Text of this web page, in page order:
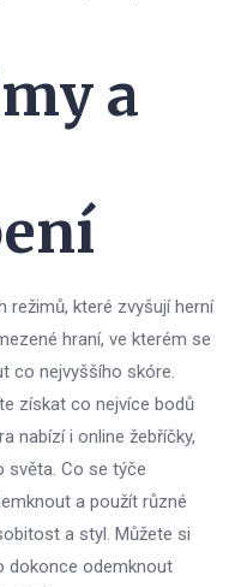
a
režimů, které zvyšují herní
hraní, ve kterém se
co nejvyššího skóre.
získat co nejvíce bodů
nabízí i online žebříčky,
světa. Co se týče
a použít různé
a styl. Můžete si
dokonce odemknout